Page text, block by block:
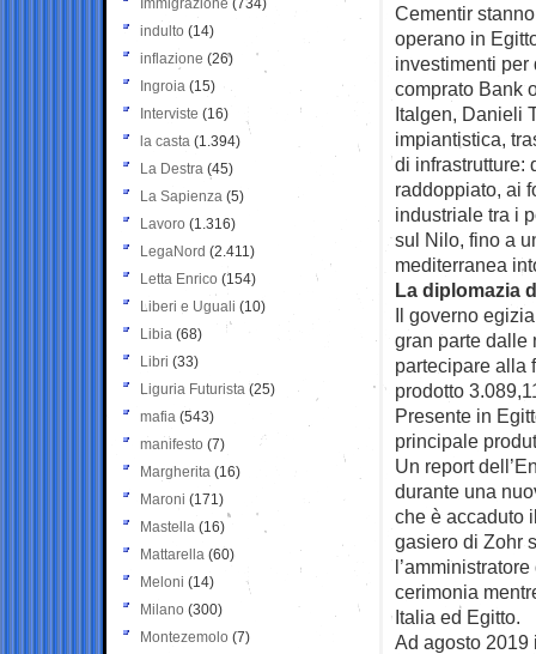
Cementir
operano in
investimenti
comprato Bank
Italgen, Danieli
impiantistica,
di infrastrutture:
raddoppiato, ai
industriale tra i
sul Nilo, fino a
mediterranea
La diplomazia
Il governo
gran parte dalle
partecipare alla
prodotto
Presente in
principale
Un report
durante una
che è accaduto
gasiero di Zohr
cerimonia
Italia ed Egitto.
Ad agosto 2019
Immigrazione (734)
indulto (14)
inflazione (26)
Ingroia (15)
Interviste (16)
la casta (1.394)
La Destra (45)
La Sapienza (5)
Lavoro (1.316)
LegaNord (2.411)
Letta Enrico (154)
Liberi e Uguali (10)
Libia (68)
Libri (33)
Liguria Futurista (25)
mafia (543)
manifesto (7)
Margherita (16)
Maroni (171)
Mastella (16)
Mattarella (60)
Meloni (14)
Milano (300)
Montezemolo (7)